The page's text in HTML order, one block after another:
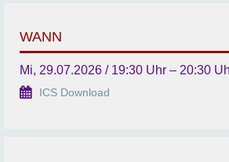
WANN
Mi, 29.07.2026 / 19:30 Uhr – 20:30
ICS Download